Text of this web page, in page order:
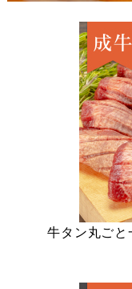
牛タン丸ご